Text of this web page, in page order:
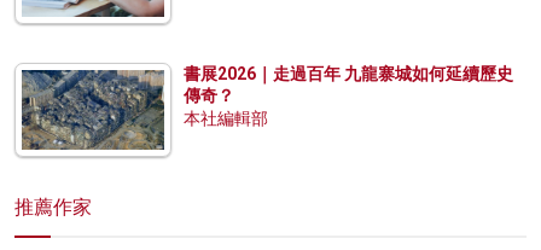
書展2026｜走過百年 九龍寨城如何延續歷史
傳奇？
本社編輯部
推薦作家